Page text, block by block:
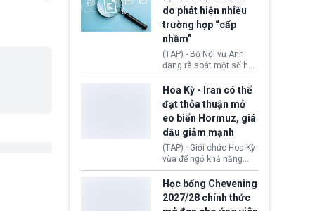
người muốn định cư. Từ
nay, người mắc viêm
gan B hoặc viêm gan C
sẽ không còn bị mặc
định không đáp ứng tiêu
chuẩn sức khỏe chỉ vì
chi phí điều trị khi nộp hồ
do phát hiện nhiều
trường hợp “cấp
nhầm”
(TAP) - Bộ Nội vụ Anh
đang rà soát một số hồ
sơ thuộc Chương trình
Định cư EU (EU
Settlement Scheme -
EUSS) sau khi xác định
có trường hợp được cấp
quy chế cư trú hậu
Brexit “do nhầm lẫn”.
Động thái này làm dấy
lên lo ngại về việc thực
thi Thỏa thuận Rút khỏi
Liên minh châu Âu
(Withdrawal
Hoa Kỳ - Iran có thể
đạt thỏa thuận mở
eo biển Hormuz, giá
dầu giảm mạnh
(TAP) - Giới chức Hoa Kỳ
vừa để ngỏ khả năng
sớm đạt thỏa thuận với
Iran nhằm mở lại eo biển
Hormuz, mở đường cho
việc khôi phục hoạt
Học bổng Chevening
2027/28 chính thức